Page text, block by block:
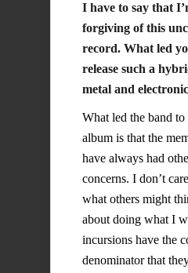
I have to say that
forgiving of this
record. What led
release such a
metal and
What led the band to
album is that the
have always had
concerns. I don’t
what others might
about doing what I
incursions have the
denominator that